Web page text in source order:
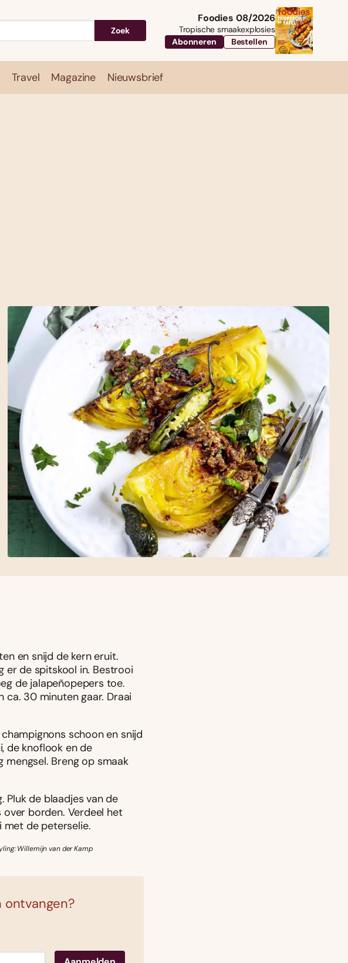
Zoek
Foodies 08/2026
Tropische smaakexplosies
Abonneren
Bestellen
Travel Magazine Nieuwsbrief
en snijd de kern eruit.
er de spitskool in. Bestrooi
de jalapeñopepers toe.
ca. 30 minuten gaar. Draai
schoon en snijd
de knoflook en de
Breng op smaak
Pluk de blaadjes van de
borden. Verdeel het
met de peterselie.
Willemijn van der Kamp